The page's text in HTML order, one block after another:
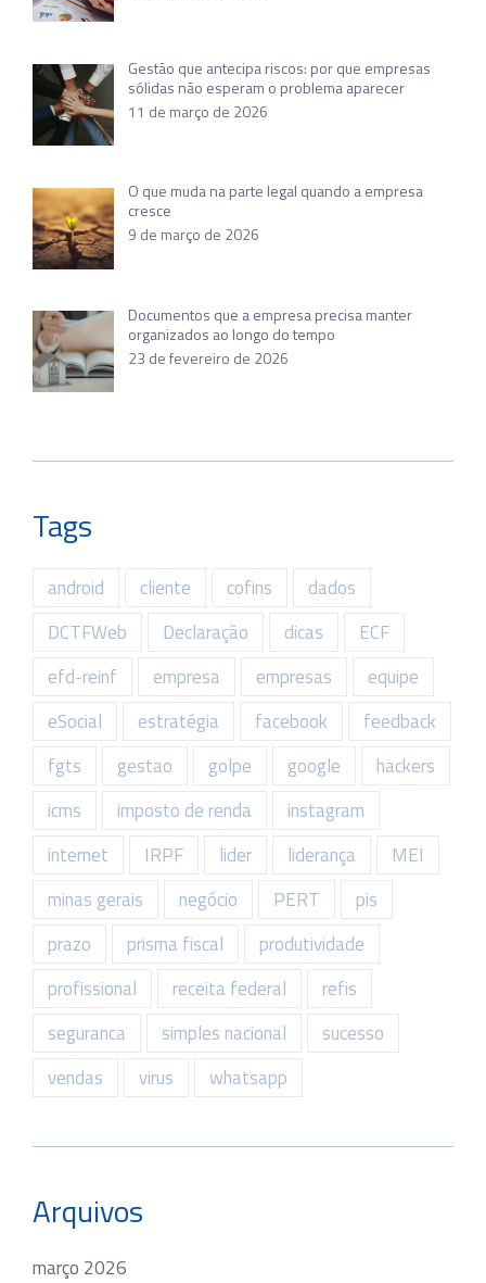
Gestão que antecipa riscos: por que empresas
sólidas não esperam o problema aparecer
11 de março de 2026
O que muda na parte legal quando a empresa
cresce
9 de março de 2026
Documentos que a empresa precisa manter
organizados ao longo do tempo
23 de fevereiro de 2026
Tags
android cliente cofins
dados
DCTFWeb
Declaração dicas
ECF
efd-reinf
empresa empresas
equipe
eSocial
estratégia facebook
feedback
fgts
gestao golpe google
hackers
icms
imposto de renda
instagram
internet
IRPF lider liderança
MEI
minas gerais
negócio PERT
pis
prazo
prisma fiscal
produtividade
profissional
receita federal
refis
seguranca
simples nacional
sucesso
vendas
virus whatsapp
Arquivos
março 2026